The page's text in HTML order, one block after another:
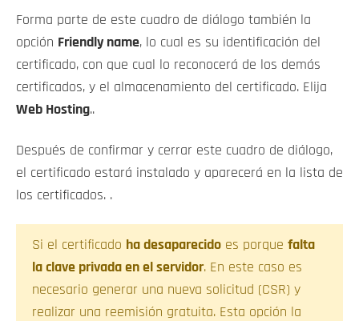
Forma parte de este cuadro de diálogo también la
opción Friendly name, lo cual es su identificación del
certificado, con que cual lo reconocerá de los demás
certificados, y el almacenamiento del certificado. Elija
Web Hosting..
Después de confirmar y cerrar este cuadro de diálogo,
el certificado estará instalado y aparecerá en la lista de
los certificados. .
Si el certificado ha desaparecido es porque falta
la clave privada en el servidor. En este caso es
necesario generar una nueva solicitud (CSR) y
realizar una reemisión gratuita. Esta opción la